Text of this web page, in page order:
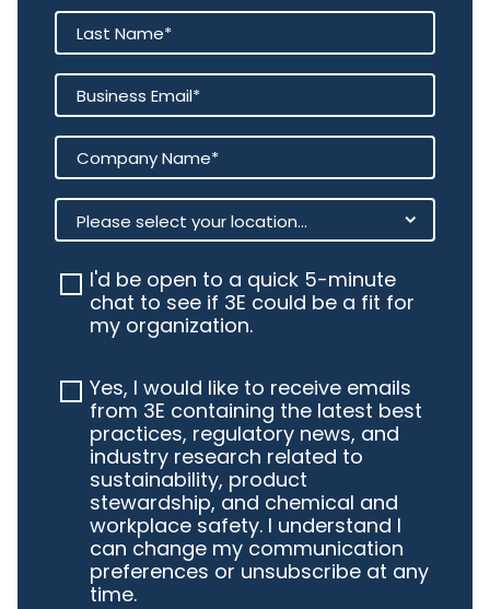
I'd be open to a quick 5-minute
chat to see if 3E could be a fit for
my organization.
Yes, I would like to receive emails
from 3E containing the latest best
practices, regulatory news, and
industry research related to
sustainability, product
stewardship, and chemical and
workplace safety. I understand I
can change my communication
preferences or unsubscribe at any
time.